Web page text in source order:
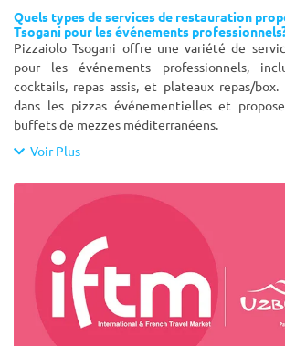
Quels types de services de restauration
Tsogani pour les événements
Pizzaiolo Tsogani offre une variété de
pour les événements professionnels,
cocktails, repas assis, et plateaux repas/
dans les pizzas événementielles et
buffets de mezzes méditerranéens.
Voir Plus